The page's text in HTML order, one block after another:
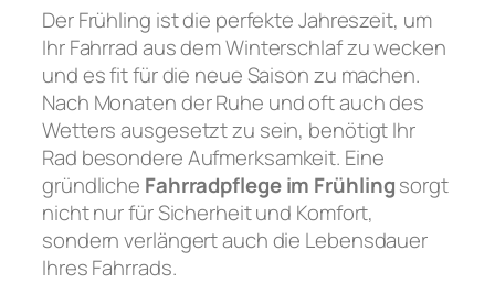
Stellenangebote
Team
Kontakt
Der Frühling ist die perfekte Jahreszeit, um
Ihr Fahrrad aus dem Winterschlaf zu wecken
und es fit für die neue Saison zu machen.
Nach Monaten der Ruhe und oft auch des
Wetters ausgesetzt zu sein, benötigt Ihr
Rad besondere Aufmerksamkeit. Eine
gründliche Fahrradpflege im Frühlingsorgt
nicht nur für Sicherheit und Komfort,
sondern verlängert auch die Lebensdauer
Ihres Fahrrads.